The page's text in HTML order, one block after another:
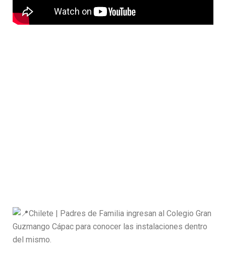
Chilete | Padres de Familia ingresan al Colegio Gran
Guzmango Cápac para conocer las instalaciones dentro
del mismo.